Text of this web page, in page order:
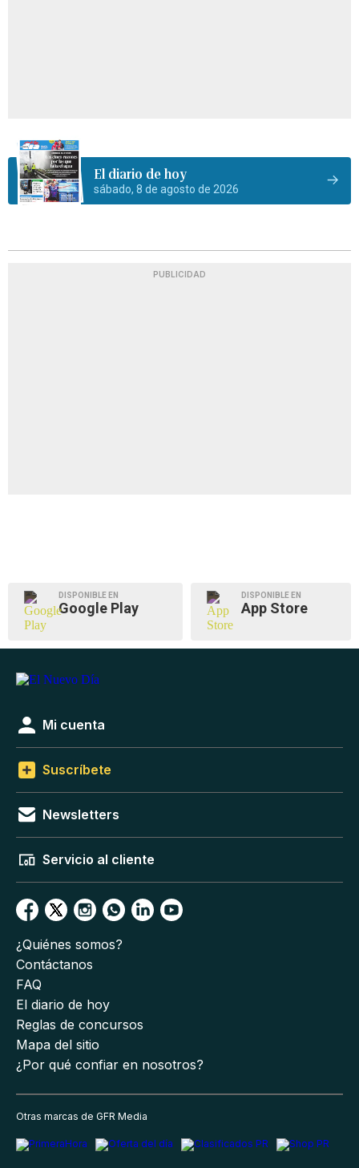
El diario de hoy
sábado, 8 de agosto de 2026
PUBLICIDAD
DISPONIBLE EN
Google Play
DISPONIBLE EN
App Store
Mi cuenta
Suscríbete
Newsletters
Servicio al cliente
¿Quiénes somos?
Contáctanos
FAQ
El diario de hoy
Reglas de concursos
Mapa del sitio
¿Por qué confiar en nosotros?
Otras marcas de GFR Media